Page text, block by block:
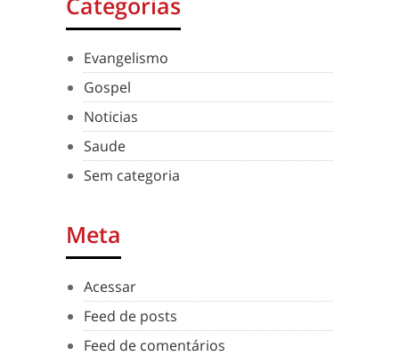
Evangelismo
Gospel
Noticias
Saude
Sem categoria
Meta
Acessar
Feed de posts
Feed de comentários